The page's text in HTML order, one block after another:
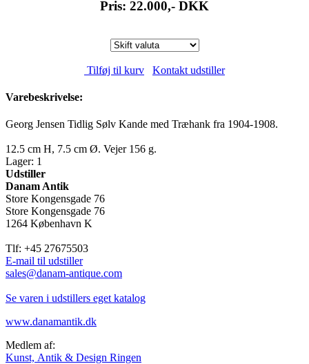
Pris: 22.000,- DKK
Tilføj til kurv Kontakt udstiller
Varebeskrivelse:
Georg Jensen Tidlig Sølv Kande med Træhank fra 1904-1908.
12.5 cm H, 7.5 cm Ø. Vejer 156 g.
Lager: 1
Udstiller
Danam Antik
Store Kongensgade 76
Store Kongensgade 76
1264 København K
Tlf: +45 27675503
E-mail til udstiller
sales@danam-antique.com
Se varen i udstillers eget katalog
www.danamantik.dk
Medlem af:
Kunst, Antik & Design Ringen